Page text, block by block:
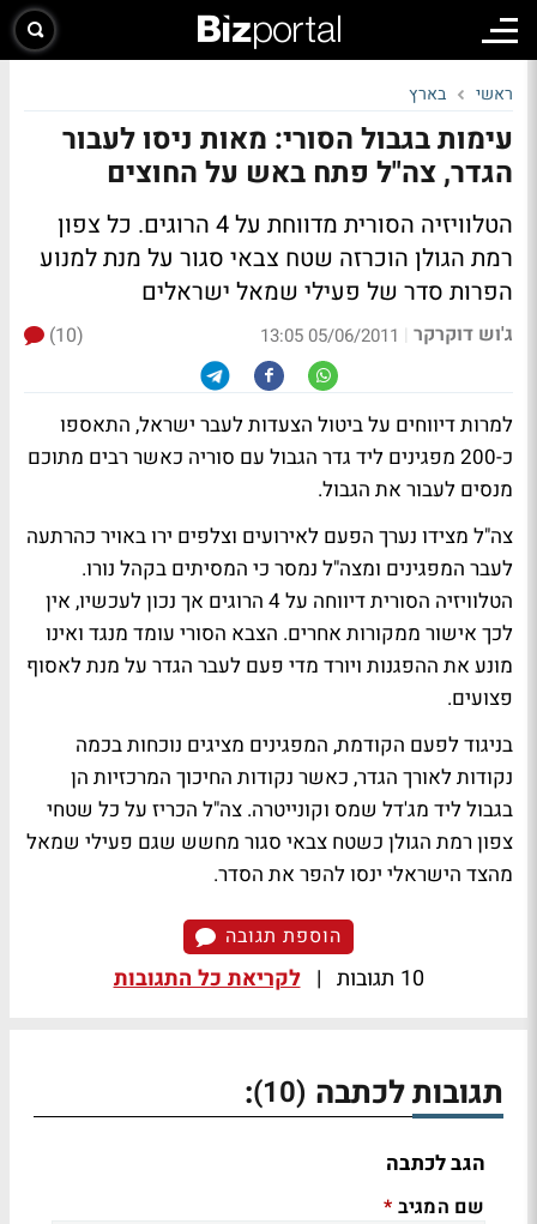
ראשי בארץ
עימות בגבול הסורי: מאות ניסו לעבור
הגדר, צה"ל פתח באש על החוצים
הטלוויזיה הסורית מדווחת על 4 הרוגים. כל צפון
רמת הגולן הוכרזה שטח צבאי סגור על מנת למנוע
הפרות סדר של פעילי שמאל ישראלים
ג'וש דוקרקר |
05/06/2011 13:05
(10)
למרות דיווחים על ביטול הצעדות לעבר ישראל, התאספו
כ-200 מפגינים ליד גדר הגבול עם סוריה כאשר רבים מתוכם
מנסים לעבור את הגבול.
צה"ל מצידו נערך הפעם לאירועים וצלפים ירו באויר כהרתעה
לעבר המפגינים ומצה"ל נמסר כי המסיתים בקהל נורו.
הטלוויזיה הסורית דיווחה על 4 הרוגים אך נכון לעכשיו, אין
לכך אישור ממקורות אחרים. הצבא הסורי עומד מנגד ואינו
מונע את ההפגנות ויורד מדי פעם לעבר הגדר על מנת לאסוף
פצועים.
בניגוד לפעם הקודמת, המפגינים מציגים נוכחות בכמה
נקודות לאורך הגדר, כאשר נקודות החיכוך המרכזיות הן
בגבול ליד מג'דל שמס וקונייטרה. צה"ל הכריז על כל שטחי
צפון רמת הגולן כשטח צבאי סגור מחשש שגם פעילי שמאל
מהצד הישראלי ינסו להפר את הסדר.
הוספת תגובה
10 תגובות | לקריאת כל התגובות
תגובות לכתבה (10)
:
הגב לכתבה
שם המגיב *